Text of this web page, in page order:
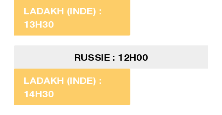
LADAKH (INDE) :
13H30
RUSSIE : 12H00
LADAKH (INDE) :
14H30